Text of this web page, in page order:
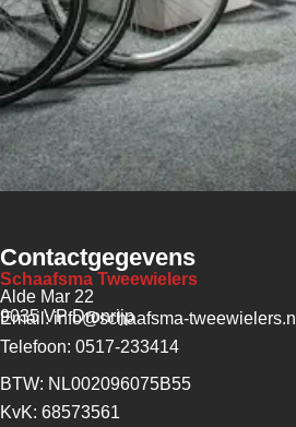
Contactgegevens
Schaafsma Tweewielers
Alde Mar 22
9035 VP Dronrijp
Email: info@schaafsma-tweewielers.nl
Telefoon: 0517-233414
BTW: NL002096075B55
KvK: 68573561